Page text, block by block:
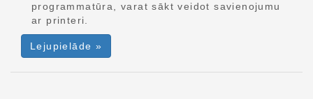
programmatūra, varat sākt veidot savienojumu
ar printeri.
Lejupielāde »